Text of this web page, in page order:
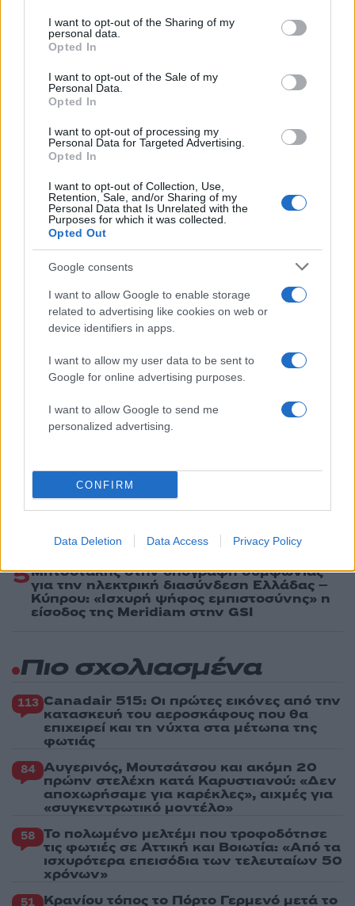
not limited to your visit or usage behaviour. You may click to
grant or deny consent to Google and its third-party tags to
use your data for below specified purposes in below Google
consent section.
I want to opt-out of the Sharing of my
personal data.
Opted In
I want to opt-out of the Sale of my
Personal Data.
Opted In
I want to opt-out of processing my
Personal Data for Targeted Advertising.
Opted In
I want to opt-out of Collection, Use,
Retention, Sale, and/or Sharing of my
Personal Data that Is Unrelated with the
Purposes for which it was collected.
Opted Out
Google consents
I want to allow Google to enable storage
related to advertising like cookies on web or
device identifiers in apps.
I want to allow my user data to be sent to
Google for online advertising purposes.
I want to allow Google to send me
personalized advertising.
CONFIRM
Data Deletion Data Access Privacy Policy
Υποβολή σχολίου
Όροι Χρήσης . Το site προστατεύεται από reCAPTCHA, ισχύουν
Share:
Ακολουθήστε το Νewsit.gr στο Google News
ενημερωθείτε πρώτοι για όλη την ειδησεογραφία και τα
τελευταία νέατης ημέρας
Πιο δημοφιλή
Καρυστιανού - Η επόμενη μέρα για την
«Ελπίδα για τη Δημοκρατία»
Στη Βρετανία στελέχη του ελληνικού FBI
για να παραλάβουν την 46χρονη για την
τραγωδία της Μαρφίν - Η διαδικασία που
τα δύο ελικόπτερα» κατέθεσαν ο Βρετανός
χειριστής και ο Έλληνας διερμηνέας
που έτρεχε με 182 χιλιόμετρα την ώρα σε
δρόμο με όριο τα 80
5Μητσοτάκης στην υπογραφή συμφωνίας
για την ηλεκτρική διασύνδεση Ελλάδας –
Κύπρου: «Ισχυρή ψήφος εμπιστοσύνης» η
είσοδος της Meridiam στην GSI
Πιο σχολιασμένα
113 Canadair 515: Οι πρώτες εικόνες από την
κατασκευή του αεροσκάφους που θα
επιχειρεί και τη νύχτα στα μέτωπα της
φωτιάς
84 Αυγερινός, Μουτσάτσου και ακόμη 20
πρώην στελέχη κατά Καρυστιανού: «Δεν
αποχωρήσαμε για καρέκλες», αιχμές για
«συγκεντρωτικό μοντέλο»
58 Το πολωμένο μελτέμι που τροφοδότησε
τις φωτιές σε Αττική και Βοιωτία: «Από τα
ισχυρότερα επεισόδια των τελευταίων 50
χρόνων»
51 Κρανίου τόπος το Πόρτο Γερμενό μετά το